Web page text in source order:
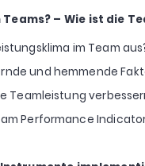
– Wie ist die
im Team
und hemmende
Teamleistung
Performance